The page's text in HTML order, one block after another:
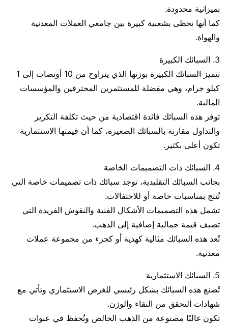
بميزانية محدودة.
كما أنها تحظى بشعبية كبيرة بين جامعي العملات المعدنية
والهواة.
3. السبائك الكبيرة
تتميز السبائك الكبيرة بوزنها الذي يتراوح من 10 أونصات إلى 1
كيلو جرام، وهي مفضلة للمستثمرين المحترفين والمؤسسات
المالية.
توفر هذه السبائك فائدة اقتصادية من حيث تكلفة التكرير
والتداول مقارنة بالسبائك الصغيرة، كما أن قيمتها الاستثمارية
تكون أعلى بكثير.
4. السبائك ذات التصميمات الخاصة
بجانب السبائك التقليدية، توجد سبائك ذات تصميمات خاصة التي
تُنتج بمناسبات خاصة أو للاحتفالات.
تشمل هذه التصميمات الأشكال الفنية والنقوش الفريدة التي
تضيف قيمة جمالية إضافية إلى الذهب.
تُعد هذه السبائك مثالية كهدية أو كجزء من مجموعة عملات
معدنية.
5. السبائك الاستثمارية
تُصنع هذه السبائك بشكل رئيسي للغرض الاستثماري وتأتي مع
شهادات التحقق من النقاء والوزن.
تكون غالبًا مصنوعة من الذهب الخالص وتُحفظ في عبوات